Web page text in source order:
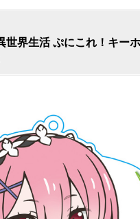
世界生活 ぷにこれ！キー